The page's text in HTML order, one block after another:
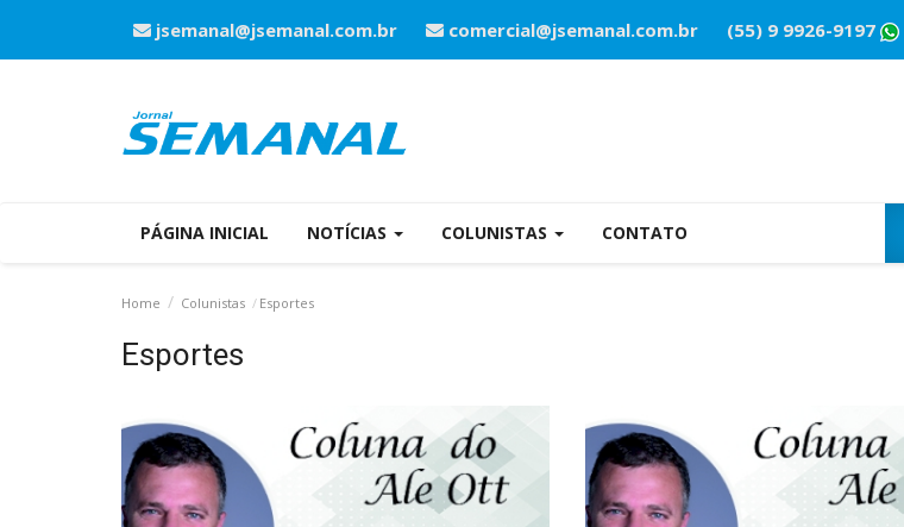
jsemanal@jsemanal.com.br comercial@jsemanal.com.br (55) 9 9926-9197
PÁGINA INICIAL NOTÍCIAS COLUNISTAS CONTATO
Home Colunistas Esportes
Esportes